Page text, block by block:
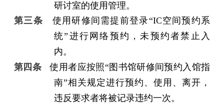
研讨室的使用管理。
第三条
使用研修间需提前登录“IC空间预约系
统” 进行网络预约，未预约者禁止入
内。
第四条
使用者应按照“图书馆研修间预约入馆指
南”相关规定进行预约、使用、离开，
违反要求者将被记录违约一次。